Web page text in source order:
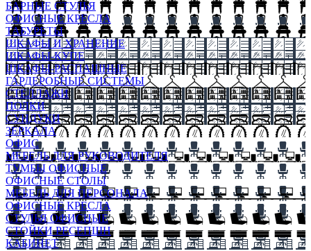
БАРНЫЕ СТУЛЬЯ
ОФИСНЫЕ КРЕСЛА
ТАБУРЕТЫ
ШКАФЫ И ХРАНЕНИЕ
ШКАФЫ-КУПЕ
ШКАФЫ-РАСПАШНЫЕ
ГАРДЕРОБНЫЕ СИСТЕМЫ
СТЕЛЛАЖИ
ПОЛКИ
СУНДУКИ
ЗЕРКАЛА
ОФИС
МЕБЕЛЬ ДЛЯ РУКОВОДИТЕЛЯ
ТУМБЫ ОФИСНЫЕ
ОФИСНЫЕ СТОЛЫ
МЕБЕЛЬ ДЛЯ ПЕРСОНАЛА
ОФИСНЫЕ КРЕСЛА
СТУЛЬЯ ОФИСНЫЕ
СТОЙКИ РЕСЕПШН
КАБИНЕТ